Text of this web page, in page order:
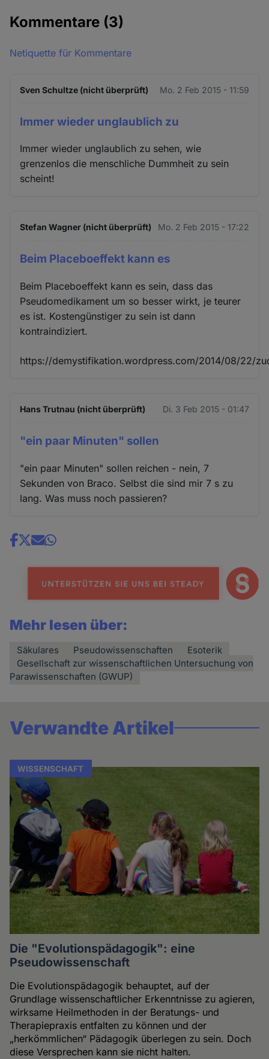
Kommentare (3)
Netiquette für Kommentare
Sven Schultze (nicht überprüft) Mo. 2 Feb 2015 - 11:59
Immer wieder unglaublich zu
Immer wieder unglaublich zu sehen, wie
grenzenlos die menschliche Dummheit zu sein
scheint!
Stefan Wagner (nicht überprüft) Mo. 2 Feb 2015 - 17:22
Beim Placeboeffekt kann es
Beim Placeboeffekt kann es sein, dass das
Pseudomedikament um so besser wirkt, je teurer
es ist. Kostengünstiger zu sein ist dann
kontraindiziert.
https://demystifikation.wordpress.com/2014/08/22/
Hans Trutnau (nicht überprüft) Di. 3 Feb 2015 - 01:47
"ein paar Minuten" sollen
"ein paar Minuten" sollen reichen - nein, 7
Sekunden von Braco. Selbst die sind mir 7 s zu
lang. Was muss noch passieren?
Share
news
Mehr lesen über:
Säkulares Pseudowissenschaften
Esoterik
Gesellschaft zur wissenschaftlichen Untersuchung von
Parawissenschaften (GWUP)
Verwandte Artikel
WISSENSCHAFT
Die "Evolutionspädagogik": eine
Pseudowissenschaft
Die Evolutionspädagogik behauptet, auf der
Grundlage wissenschaftlicher Erkenntnisse zu agieren,
wirksame Heilmethoden in der Beratungs- und
Therapiepraxis entfalten zu können und der
„herkömmlichen“ Pädagogik überlegen zu sein. Doch
diese Versprechen kann sie nicht halten.